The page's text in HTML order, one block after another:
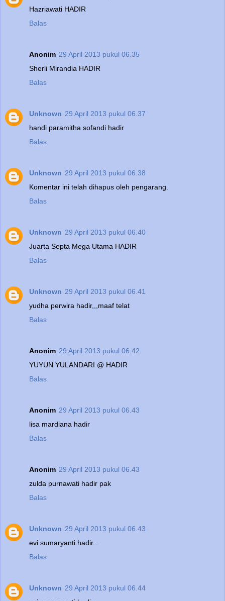
Hazriawati HADIR
Balas
Anonim 29 April 2013 pukul 06.35
Sherli Mirandia HADIR
Balas
Unknown 29 April 2013 pukul 06.37
handi paramitha sofandi hadir
Balas
Unknown 29 April 2013 pukul 06.38
Komentar ini telah dihapus oleh pengarang.
Balas
Unknown 29 April 2013 pukul 06.40
Juarta Septa Mega Utama HADIR
Balas
Unknown 29 April 2013 pukul 06.41
yudha perwira hadir,,,maaf telat
Balas
Anonim 29 April 2013 pukul 06.42
YUYUN YULANDARI @ HADIR
Balas
Anonim 29 April 2013 pukul 06.43
lisa mardiana hadir
Balas
Anonim 29 April 2013 pukul 06.43
zulda purnawati hadir pak
Balas
Unknown 29 April 2013 pukul 06.43
evi sumaryanti hadir...
Balas
Unknown 29 April 2013 pukul 06.44